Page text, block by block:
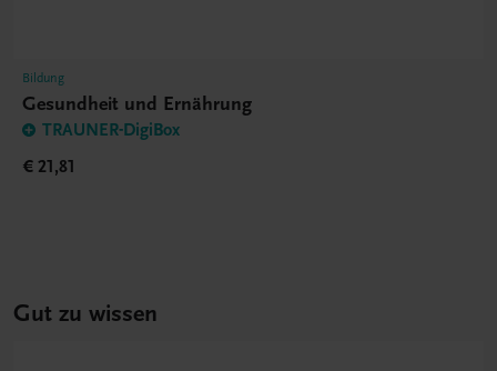
Bildung
Gesundheit und Ernährung
TRAUNER-DigiBox
€ 21,81
Gut zu wissen